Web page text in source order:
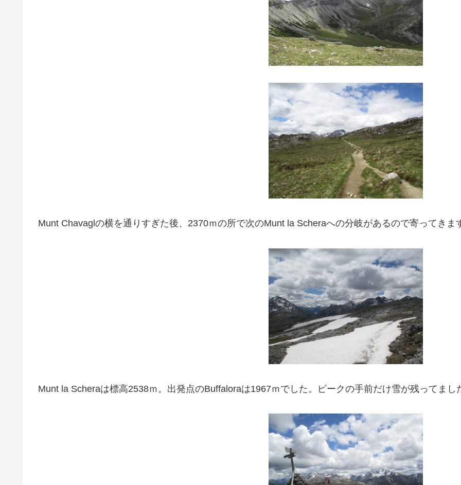
Munt Chavaglの横を通りすぎた後、2370ｍの所で次のMunt la Scheraへの分岐があるので寄ってきま
Munt la Scheraは標高2538ｍ。出発点のBuffaloraは1967ｍでした。ピークの手前だけ雪が残ってまし